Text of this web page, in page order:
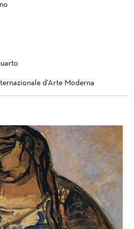
d'Arte Moderna